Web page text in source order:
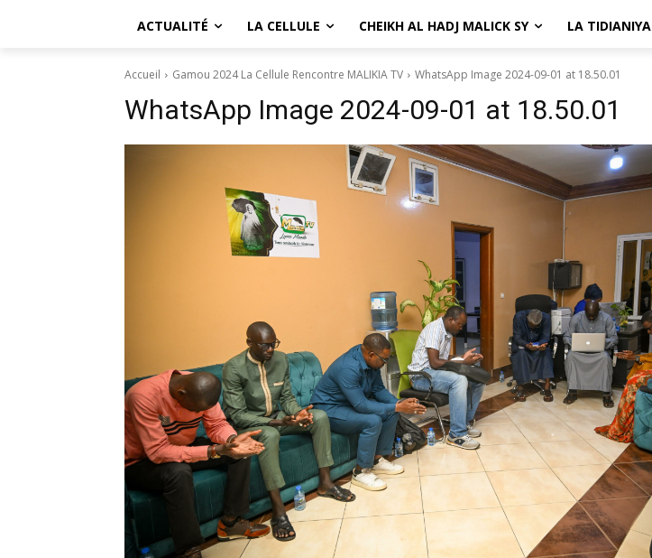
ACTUALITÉ LA CELLULE CHEIKH AL HADJ MALICK SY LA TIDIANIYA
Accueil Gamou 2024 La Cellule Rencontre MALIKIA TV WhatsApp Image 2024-09-01 at 18.50.01
WhatsApp Image 2024-09-01 at 18.50.01